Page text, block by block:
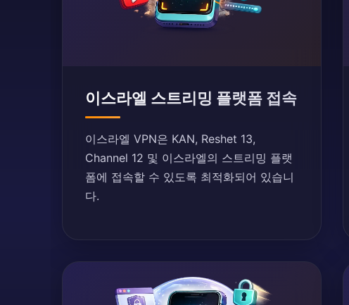
이스라엘 스트리밍 플랫폼 접속
이스라엘 VPN은 KAN, Reshet 13,
Channel 12 및 이스라엘의 스트리밍 플랫
폼에 접속할 수 있도록 최적화되어 있습니
다.